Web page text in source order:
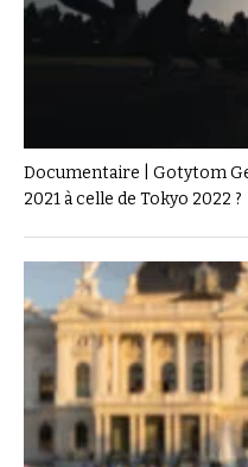
Documentaire | Gotytom
2021 à celle de Tokyo 2022 ?